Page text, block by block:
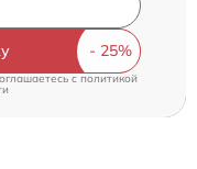
cполитикой